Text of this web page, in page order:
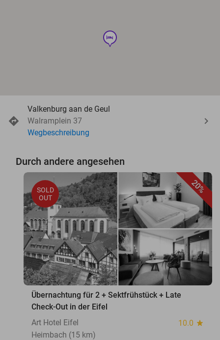
hotel
Valkenburg aan de Geul
Walramplein 37
Wegbeschreibung
Durch andere angesehen
20%
SOLD
OUT
Übernachtung für 2 + Sektfrühstück + Late
Check-Out in der Eifel
Art Hotel Eifel
10.0 star
Heimbach (15 km)